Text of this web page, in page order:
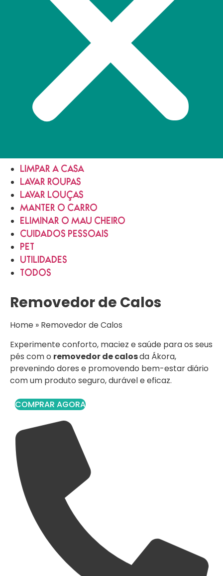
LIMPAR A CASA
LAVAR ROUPAS
LAVAR LOUÇAS
MANTER O CARRO
ELIMINAR O MAU CHEIRO
CUIDADOS PESSOAIS
PET
UTILIDADES
TODOS
Removedor de Calos
Home » Removedor de Calos
Experimente conforto, maciez e saúde para os seus
pés com o removedor de calosda Ákora,
prevenindo dores e promovendo bem-estar diário
com um produto seguro, durável e eficaz.
COMPRAR AGORA